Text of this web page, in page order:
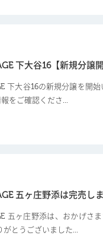
下大谷16【新規分譲開
下大谷16の新規分譲を開
をご確認くださ...
五ヶ庄野添は完売しま
五ヶ庄野添は、おかげさ
とうございました...